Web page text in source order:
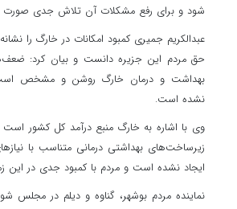
شود و برای رفع مشکلات آن تلاش جدی صورت
عبدالکریم جمیری کمبود امکانات در خارگ را
حق مردم این جزیره دانست و بیان کرد:
بهداشت و درمان خارگروشن و مشخص است
نشده است.
وی با اشاره به خارگ منبع درآمد کل کشور است
زیرساخت‌های بهداشتی درمانی متناسب با
ایجاد نشده است و مردم با کمبود جدی در این
نماینده مردم بوشهر، گناوه و دیلم در مجلس